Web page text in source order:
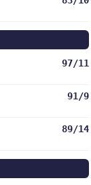
97/11
91/9
89/14